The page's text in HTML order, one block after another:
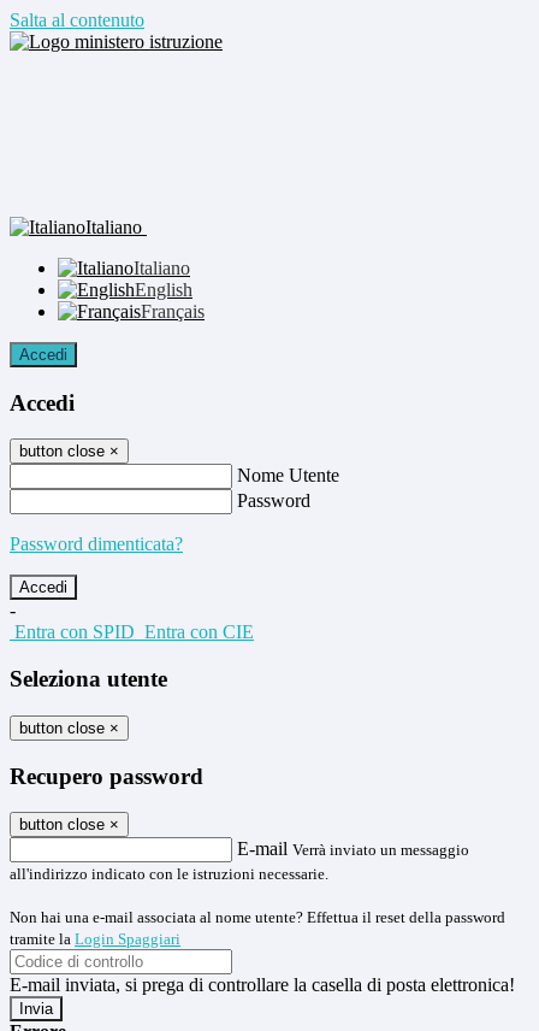
Salta al contenuto
Italiano
Italiano
English
Français
Accedi
Accedi
button close ×
Nome Utente
Password
Password dimenticata?
-
Entra con SPID Entra con CIE
Seleziona utente
button close ×
Recupero password
button close ×
E-mail Verrà inviato un messaggio
all'indirizzo indicato con le istruzioni necessarie.
Non hai una e-mail associata al nome utente? Effettua il reset della password
tramite la Login Spaggiari
E-mail inviata, si prega di controllare la casella di posta elettronica!